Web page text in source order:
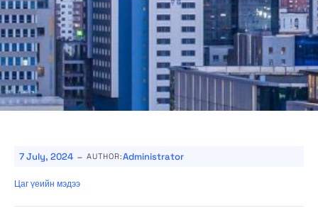
7 July, 2024 - AUTHOR:Administrator
Цаг үеийн мэдээ